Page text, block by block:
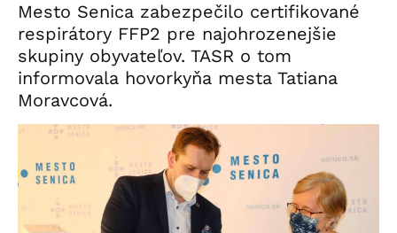
Mesto Senica zabezpečilo certifikované
respirátory FFP2 pre najohrozenejšie
skupiny obyvateľov. TASR o tom
informovala hovorkyňa mesta Tatiana
Moravcová.